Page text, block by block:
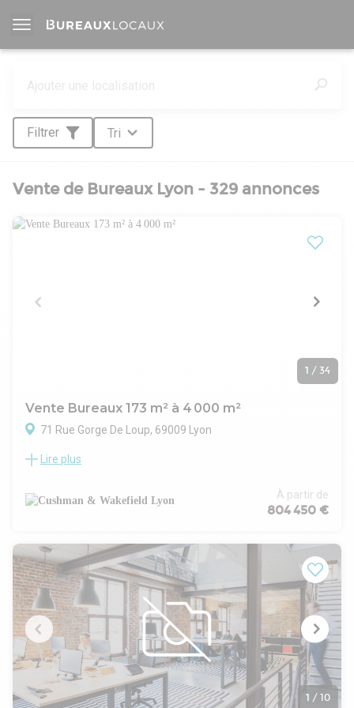
Filtrer Tri
Vente de Bureaux Lyon - 329 annonces
1 / 34
Vente Bureaux 173 m² à 4 000 m²
71 Rue Gorge De Loup, 69009 Lyon
Cushman & Wakefield vous propose des bureaux à la vente
arrondissement de Lyon.69009
Ces surfaces prennent place au sein de 2 immeubles neufs à
BROOKLYN One (4 278 m²) et BROOKLYN Two (2 926 m²)
offrent des prestations haut de gamme dans des
immeubles à taille humaine, agrémentés d'espaces
extérieurs tels que jardins et terrasses.
Les bureaux, divisibles à partir de 200 m², bénéficient de
plateaux lumineux et modulables permettant une grande
souplesse d'aménagement afin de répondre aux besoins des
utilisateurs.
L'ensemble profite d'une localisation stratégique, à proximité
immédiate du pôle multimodal de Gorge-de-Loup et des
Lire plus
À partir de
804 450 €
1 / 10